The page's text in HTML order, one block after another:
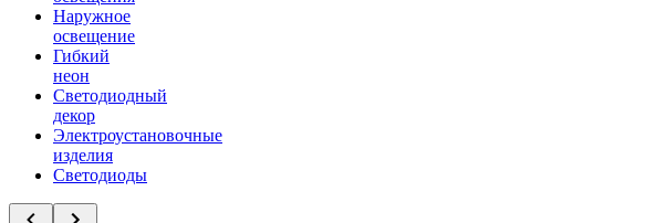
Наружное
освещение
Гибкий
неон
Светодиодный
декор
Электроустановочные
изделия
Светодиоды